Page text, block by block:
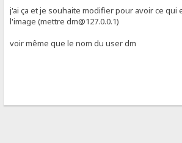
j'ai ça et je souhaite modifier pour avoir ce qui
l'image (mettre dm@127.0.0.1)
voir même que le nom du user dm